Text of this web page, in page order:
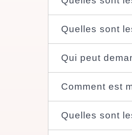
Quelles sont
Qui peut
Comment est
Quelles sont